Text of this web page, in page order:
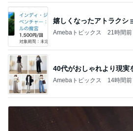
嬉しくなったアトラクシ
Amebaトピックス 21時間前
40代がおしゃれより現実
Amebaトピックス 14時間前